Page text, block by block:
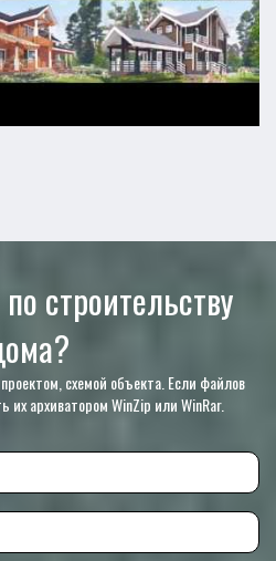
строительству
схемой объекта. Если файлов
их архиватором WinZip или WinRar.